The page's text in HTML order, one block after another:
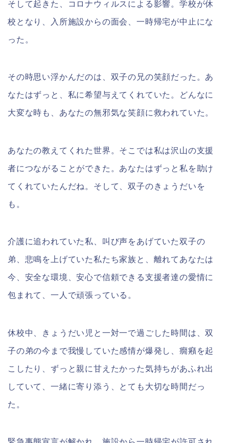
そして起きた、コロナウィルスによる影響。学校が休
校となり、入所施設からの面会、一時帰宅が中止にな
った。
その時思い浮かんだのは、双子の兄の笑顔だった。あ
なたはずっと、私に希望与えてくれていた。どんなに
大変な時も、あなたの無邪気な笑顔に救われていた。
あなたの教えてくれた世界。そこでは私は沢山の支援
者につながることができた。あなたはずっと私を助け
てくれていたんだね。そして、双子のきょうだいを
も。
介護に追われていた私、叫び声をあげていた双子の
弟、悲鳴を上げていた私たち家族と、離れてあなたは
今、安全な環境、安心で信頼できる支援者達の愛情に
包まれて、一人で頑張っている。
休校中、きょうだい児と一対一で過ごした時間は、双
子の弟の今まで我慢していた感情が爆発し、癇癪を起
こしたり、ずっと親に甘えたかった気持ちがあふれ出
していて、一緒に寄り添う、とても大切な時間だっ
た。